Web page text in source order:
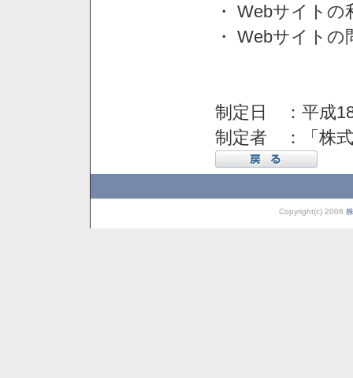
・ Webサイト
・ Webサイト
制定日 ：平成
制定者 ：「株
Copyright(c) 2008